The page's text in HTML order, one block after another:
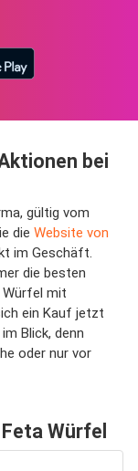
bei
gültig vom
die Website von
im Geschäft.
die besten
Würfel mit
ein Kauf jetzt
Blick, denn
oder nur vor
Würfel